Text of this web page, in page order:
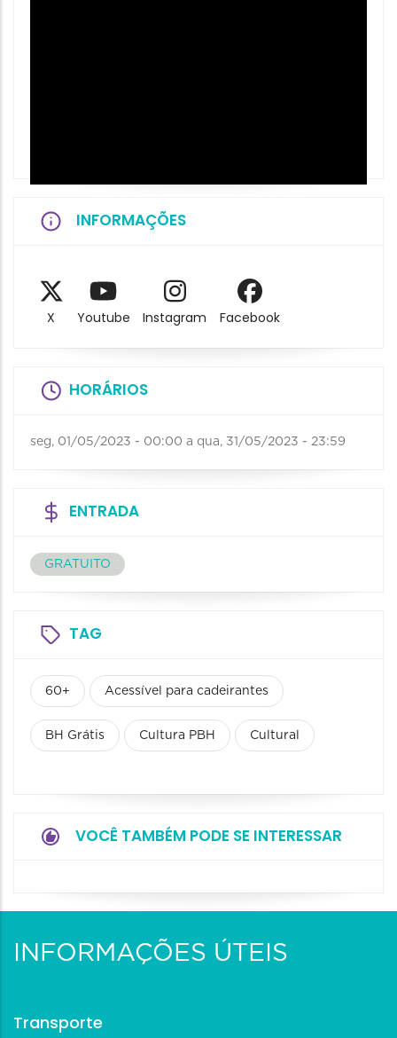
INFORMAÇÕES
X Youtube Instagram Facebook
HORÁRIOS
seg, 01/05/2023 - 00:00 a qua, 31/05/2023 - 23:59
ENTRADA
GRATUITO
TAG
60+ Acessível para cadeirantes
BH Grátis Cultura PBH Cultural
VOCÊ TAMBÉM PODE SE INTERESSAR
INFORMAÇÕES ÚTEIS
Transporte